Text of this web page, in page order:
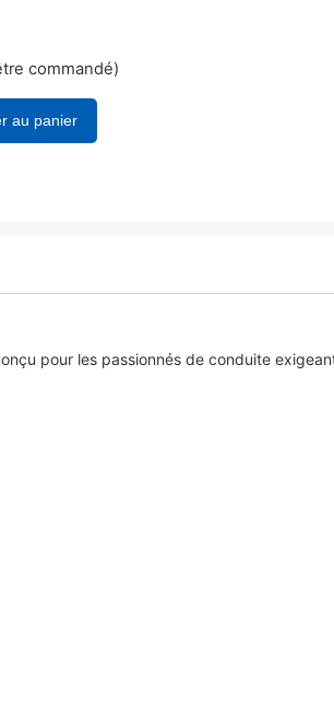
commandé)
au panier
pour les passionnés de conduite